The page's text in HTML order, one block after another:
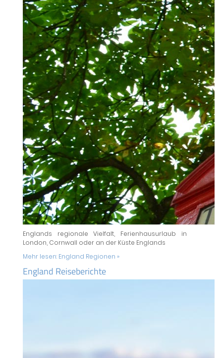
Englands regionale Vielfalt, Ferienhausurlaub in
London, Cornwall oder an der Küste Englands
Mehr lesen: England Regionen »
England Reiseberichte